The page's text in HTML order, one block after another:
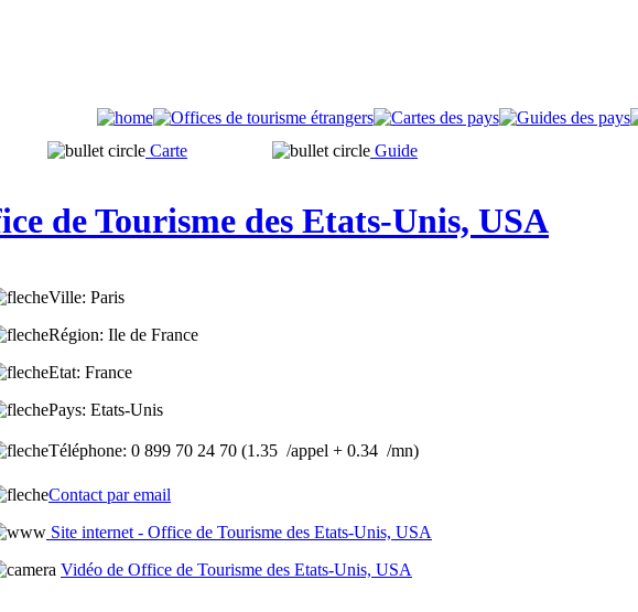
Carte Guide
de Tourisme des Etats-Unis, USA
Ville: Paris
Région: Ile de France
Etat: France
Pays: Etats-Unis
Téléphone: 0 899 70 24 70 (1.35  /appel + 0.34  /mn)
Contact par email
Site internet - Office de Tourisme des Etats-Unis, USA
Vidéo de Office de Tourisme des Etats-Unis, USA